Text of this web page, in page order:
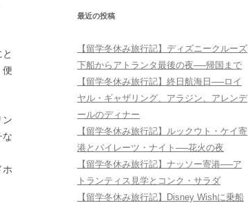
便
ン
な
ホ
最近の投稿
【留学冬休み旅行記】ディズニークルーズ
下船からアトランタ最後の夜──帰国まで
【留学冬休み旅行記】終日航海日──ロイ
ヤル・ギャザリング、アラジン、アレンデ
ールのディナー
【留学冬休み旅行記】ルックウト・ケイ寄
港とパイレーツ・ナイト──花火の夜
【留学冬休み旅行記】ナッソー寄港──ア
トランティス見学とコンク・サラダ
【留学冬休み旅行記】Disney Wishに乗船